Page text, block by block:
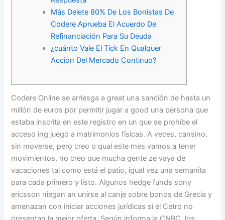
Más Delete 80% De Los Bonistas De
Codere Aprueba El Acuerdo De
Refinanciación Para Su Deuda
¿cuánto Vale El Tick En Qualquer
Acción Del Mercado Continuo?
Codere Online se arriesga a great una sanción de hasta un
millón de euros por permitir jugar a good una persona que
estaba inscrita en este registro en un que se prohíbe el
acceso ing juego a matrimonios físicas. A veces, cansino,
sin moverse, pero creo o qual este mes vamos a tener
movimientos, no creo que mucha gente ze vaya de
vacaciones tal como está el patio, igual vez una semanita
para cada primero y listo. Algunos hedge funds sony
ericsson niegan an unirse al canje sobre bonos de Grecia y
amenazan con iniciar acciones jurídicas si el Cetro no